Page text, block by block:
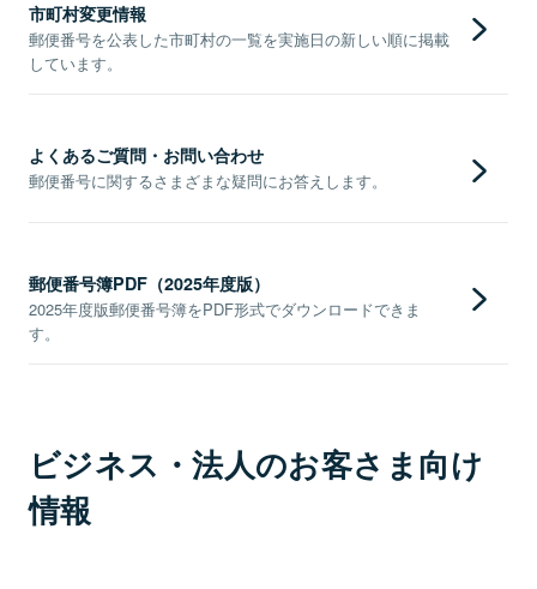
市町村変更情報
郵便番号を公表した市町村の一覧を実施日の新しい順に掲載
しています。
よくあるご質問・お問い合わせ
郵便番号に関するさまざまな疑問にお答えします。
郵便番号簿PDF（2025年度版）
2025年度版郵便番号簿をPDF形式でダウンロードできま
す。
ビジネス・法人のお客さま向け
情報